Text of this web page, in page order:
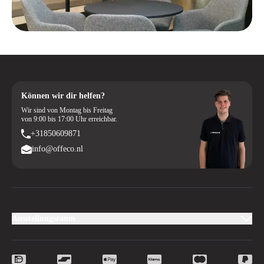
Können wir dir helfen?
Wir sind von Montag bis Freitag
von 9:00 bis 17:00 Uhr erreichbar.
+31850609871
info@offeco.nl